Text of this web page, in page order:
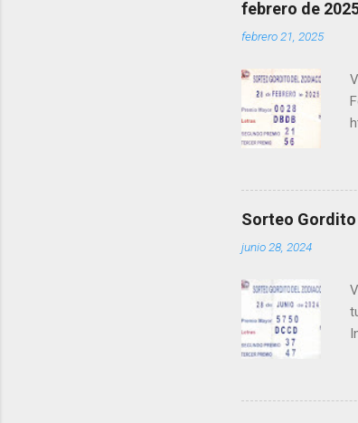
febrero de
febrero 21, 2025
Sorteo Gordito
junio 28, 2024